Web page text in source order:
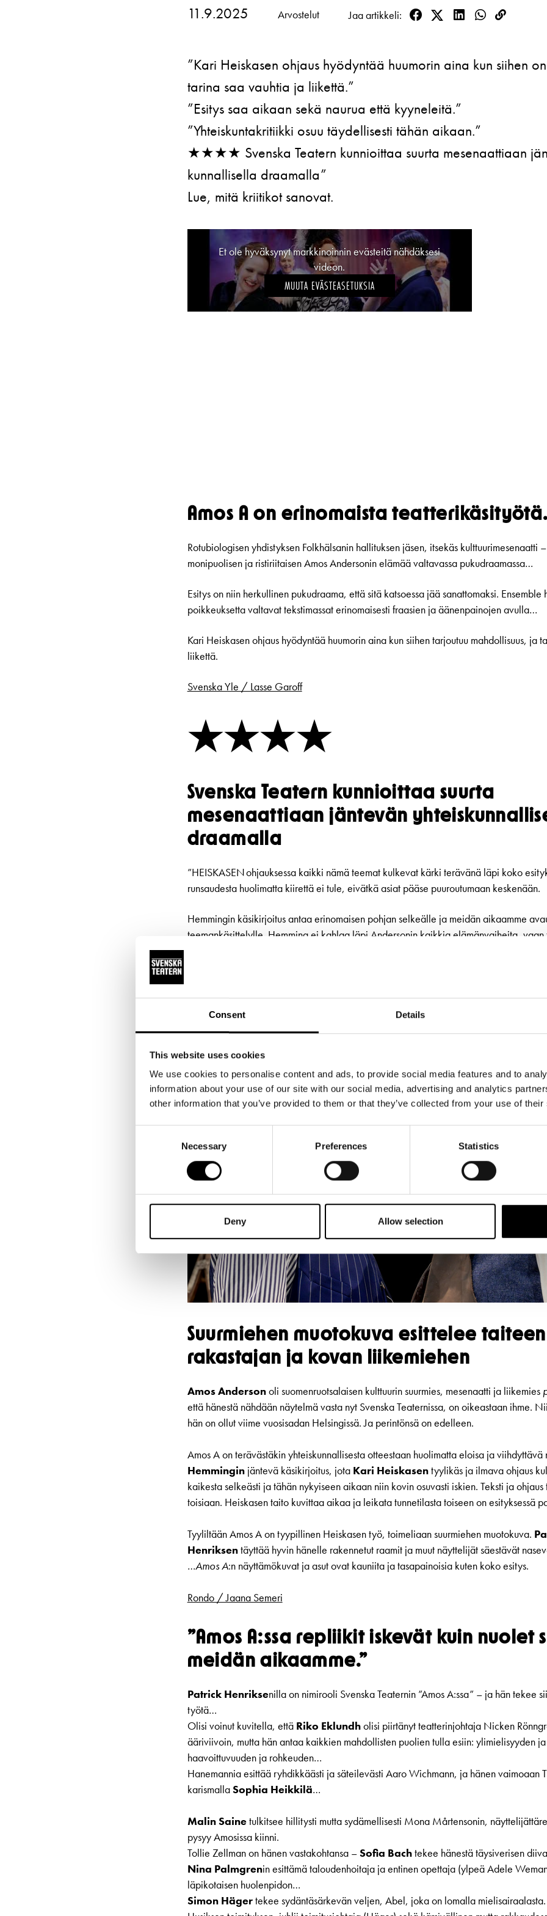
Consent Details
This website uses cookies
We use cookies to personalise content and ads, to provide social media features and to
information about your use of our site with our social media, advertising and analytics
other information that you’ve provided to them or that they’ve collected from your use of
Necessary Preferences Statistics
Deny Allow selection
11.9.2025 Arvostelut Jaa artikkeli
Facebook
TwitterLinkedInWhatsApp
Kopioi
”Kari Heiskasen ohjaus hyödyntää huumorin aina kun siihen
tarina saa vauhtia ja liikettä.”
”Esitys saa aikaan sekä naurua että kyyneleitä.”
”Yhteiskuntakritiikki osuu täydellisesti tähän aikaan.”
★★★★ Svenska Teatern kunnioittaa suurta mesenaattiaan
kunnallisella draamalla”
Lue, mitä kriitikot sanovat.
Et ole hyväksynyt markkinoinnin evästeitä nähdäksesi
videon.
MUUTA EVÄSTEASETUKSIA
Amos A on erinomaista
Rotubiologisen yhdistyksen Folkhälsanin hallituksen jäsen, itsekäs kulttuurimesenaatti
monipuolisen ja ristiriitaisen Amos Andersonin elämää valtavassa pukudraamassa…
Esitys on niin herkullinen pukudraama, että sitä katsoessa jää sanattomaksi. Ensemble
poikkeuksetta valtavat tekstimassat erinomaisesti fraasien ja äänenpainojen avulla…
Kari Heiskasen ohjaus hyödyntää huumorin aina kun siihen tarjoutuu mahdollisuus, ja
liikettä.
Svenska Yle / Lasse Garoff
★★★★
Svenska Teatern kunnioittaa suurta
mesenaattiaan jäntevän
draamalla
”HEISKASEN ohjauksessa kaikki nämä teemat kulkevat kärki terävänä läpi koko
runsaudesta huolimatta kiirettä ei tule, eivätkä asiat pääse puuroutumaan keskenään.
Hemmingin käsikirjoitus antaa erinomaisen pohjan selkeälle ja meidän aikaamme
teemankäsittelylle. Hemming ei kahlaa läpi Andersonin kaikkia elämänvaiheita, vaan
Suurmiehen muotokuva esittelee taiteen
rakastajan ja kovan liikemiehen
Amos Andersonoli suomenruotsalaisen kulttuurin suurmies, mesenaatti ja liikemies
että hänestä nähdään näytelmä vasta nyt Svenska Teaternissa, on oikeastaan ihme.
hän on ollut viime vuosisadan Helsingissä. Ja perintönsä on edelleen.
Amos A on terävästäkin yhteiskunnallisesta otteestaan huolimatta eloisa ja
Hemminginjäntevä käsikirjoitus, jota Kari Heiskasentyylikäs ja ilmava ohjaus
kaikesta selkeästi ja tähän nykyiseen aikaan niin kovin osuvasti iskien. Teksti ja
toisiaan. Heiskasen taito kuvittaa aikaa ja leikata tunnetilasta toiseen on esityksessä
Tyyliltään Amos A on tyypillinen Heiskasen työ, toimeliaan suurmiehen muotokuva.
Henriksentäyttää hyvin hänelle rakennetut raamit ja muut näyttelijät säestävät
…Amos A:n näyttämökuvat ja asut ovat kauniita ja tasapainoisia kuten koko esitys.
Rondo / Jaana Semeri
”Amos A:ssa repliikit iskevät kuin nuolet
meidän aikaamme.”
Patrick Henriksenilla on nimirooli Svenska Teaternin ”Amos A:ssa” – ja hän tekee
työtä…
Olisi voinut kuvitella, että Riko Eklundholisi piirtänyt teatterinjohtaja Nicken
ääriviivoin, mutta hän antaa kaikkien mahdollisten puolien tulla esiin: ylimielisyyden
haavoittuvuuden ja rohkeuden…
Hanemannia esittää ryhdikkäästi ja säteilevästi Aaro Wichmann, ja hänen vaimoaan
karismallaSophia Heikkilä…
Malin Sainetulkitsee hillitysti mutta sydämellisesti Mona Mårtensonin,
pysyy Amosissa kiinni.
Tollie Zellman on hänen vastakohtansa –Sofia Bachtekee hänestä täysiverisen
Nina Palmgrenin esittämä taloudenhoitaja ja entinen opettaja (ylpeä Adele
läpikotaisen huolenpidon…
Simon Hägertekee sydäntäsärkevän veljen, Abel, joka on lomalla